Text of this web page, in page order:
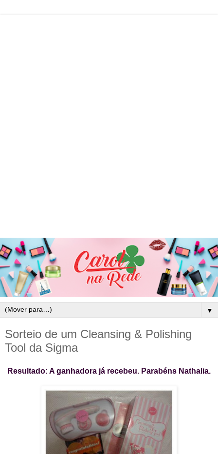
▼
Sorteio de um Cleansing & Polishing
Tool da Sigma
Resultado: A ganhadora já recebeu. Parabéns Nathalia.